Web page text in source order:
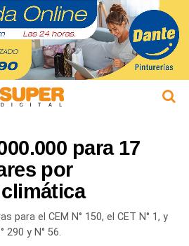
para 17
por
para el CEM N° 150, el CET N° 1, y
290 y N° 56.